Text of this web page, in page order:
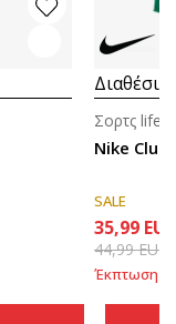
Nike Club
Σορτς
SALE
35,99 EUR
44,99EUR
Έκπτωση